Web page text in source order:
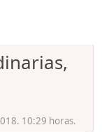
10:29 horas.